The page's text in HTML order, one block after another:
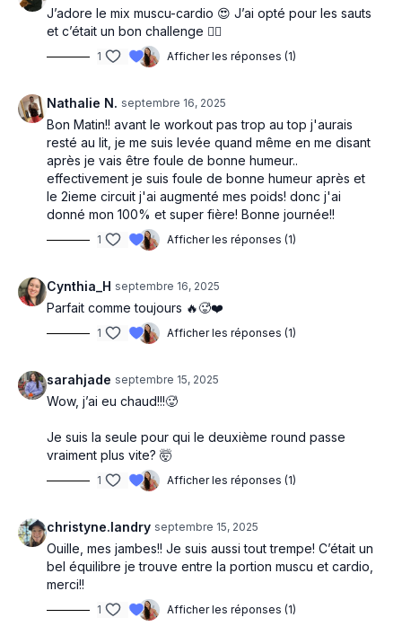
J’adore le mix muscu-cardio 😍 J’ai opté pour les sauts
et c’était un bon challenge ❤️‍🔥
1 Afficher les réponses (1)
Nathalie N. septembre 16, 2025
Bon Matin!! avant le workout pas trop au top j'aurais
resté au lit, je me suis levée quand même en me disant
après je vais être foule de bonne humeur..
effectivement je suis foule de bonne humeur après et
le 2ieme circuit j'ai augmenté mes poids! donc j'ai
donné mon 100% et super fière! Bonne journée!!
1 Afficher les réponses (1)
Cynthia_H septembre 16, 2025
Parfait comme toujours 🔥🥵❤️
1 Afficher les réponses (1)
sarahjade septembre 15, 2025
Wow, j’ai eu chaud!!!🥵
Je suis la seule pour qui le deuxième round passe
vraiment plus vite? 🤯
1 Afficher les réponses (1)
christyne.landry septembre 15, 2025
Ouille, mes jambes!! Je suis aussi tout trempe! C’était un
bel équilibre je trouve entre la portion muscu et cardio,
merci!!
1 Afficher les réponses (1)